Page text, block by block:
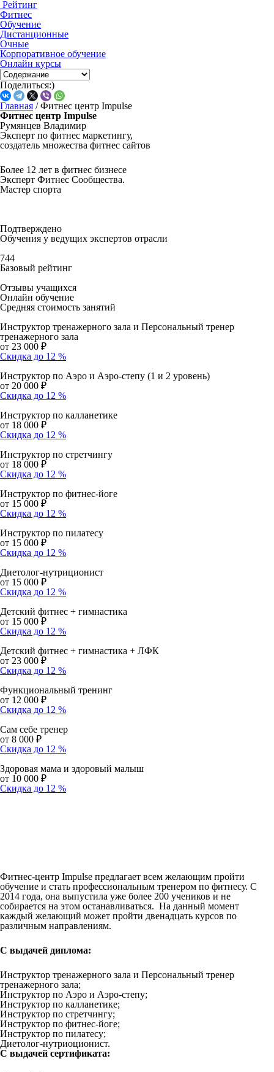
Рейтинг
Фитнес
Обучение
Дистанционные
Очные
Корпоративное обучение
Онлайн курсы
Поделиться:)
Главная / Фитнес центр Impulse
Фитнес центр Impulse
Румянцев Владимир
Эксперт по фитнес маркетингу,
создатель множества фитнес сайтов
Более 12 лет в фитнес бизнесе
Эксперт Фитнес Сообщества.
Мастер спорта
Подтверждено
Обучения у ведущих экспертов отрасли
744
Базовый рейтинг
Отзывы учащихся
Онлайн обучение
Средняя стоимость занятий
Инструктор тренажерного зала и Персональный тренер
тренажерного зала
от 23 000 ₽
Cкидка до 12 %
Инструктор по Аэро и Аэро-степу (1 и 2 уровень)
от 20 000 ₽
Cкидка до 12 %
Инструктор по калланетике
от 18 000 ₽
Cкидка до 12 %
Инструктор по стретчингу
от 18 000 ₽
Cкидка до 12 %
Инструктор по фитнес-йоге
от 15 000 ₽
Cкидка до 12 %
Инструктор по пилатесу
от 15 000 ₽
Cкидка до 12 %
Диетолог-нутриционист
от 15 000 ₽
Cкидка до 12 %
Детский фитнес + гимнастика
от 15 000 ₽
Cкидка до 12 %
Детский фитнес + гимнастика + ЛФК
от 23 000 ₽
Cкидка до 12 %
Функциональный тренинг
от 12 000 ₽
Cкидка до 12 %
Сам себе тренер
от 8 000 ₽
Cкидка до 12 %
Здоровая мама и здоровый малыш
от 10 000 ₽
Cкидка до 12 %
Фитнес-центр Impulse предлагает всем желающим пройти
обучение и стать профессиональным тренером по фитнесу. С
2014 года, она выпустила уже более 200 учеников и не
собирается на этом останавливаться. На данный момент
каждый желающий может пройти двенадцать курсов по
различным направлениям.
С выдачей диплома:
Инструктор тренажерного зала и Персональный тренер
тренажерного зала;
Инструктор по Аэро и Аэро-степу;
Инструктор по калланетике;
Инструктор по стретчингу;
Инструктор по фитнес-йоге;
Инструктор по пилатесу;
Диетолог-нутриоционист.
С выдачей сертификата: